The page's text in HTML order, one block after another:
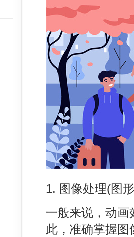
1. 图像处理(图
一般来说，动画
此，准确掌握图